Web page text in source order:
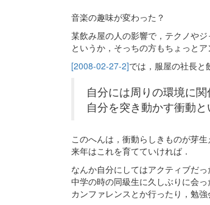
音楽の趣味が変わった？
某飲み屋の人の影響で，テクノやジ
というか，そっちの方もちょっとア
[2008-02-27-2]では，服屋の社長と
自分には周りの環境に
自分を突き動かす衝動と
このへんは，衝動らしきものが芽生
来年はこれを育てていければ．
なんか自分にしてはアクティブだっ
中学の時の同級生に久しぶりに会っ
カンファレンスとか行ったり，勉